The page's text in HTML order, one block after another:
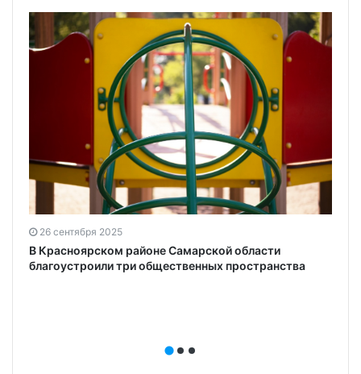
26 сентября 2025
В Красноярском районе Самарской области
благоустроили три общественных пространства